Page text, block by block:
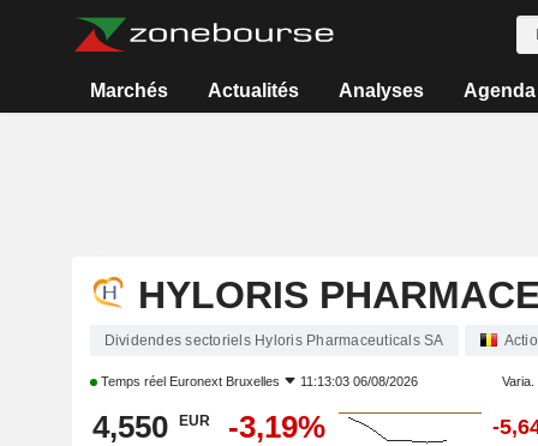
Marchés Actualités Analyses Agenda
HYLORIS
Dividendes sectoriels Hyloris Pharmaceuticals SA
Temps réel Euronext Bruxelles 11:13:03 06/08/2026 Varia.
4,550 EUR -3,19% -